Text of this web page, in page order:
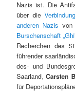
Nazis ist. Die
über die
anderen Nazis von
Burschen­schaft
Recherchen des
führen­der
des- und
Saar­land,Carsten
für